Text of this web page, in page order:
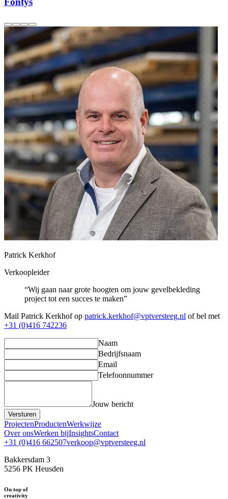
Patrick Kerkhof
Verkoopleider
“Wij gaan naar grote hoogten om jouw gevelbekleding
project tot een succes te maken”
Mail Patrick Kerkhof op patrick.kerkhof@vptversteeg.nl of bel met
+31 (0)416 742236
Naam
Bedrijfsnaam
Email
Telefoonnummer
Jouw bericht
Versturen
ProjectenProductenWerkwijze
Over onsWerken bijInsightsContact
+31 (0)416 662507verkoop@vptversteeg.nl
Bakkersdam 3
5256 PK Heusden
On top of
creativity